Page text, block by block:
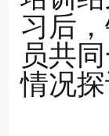
习后
员共
情况